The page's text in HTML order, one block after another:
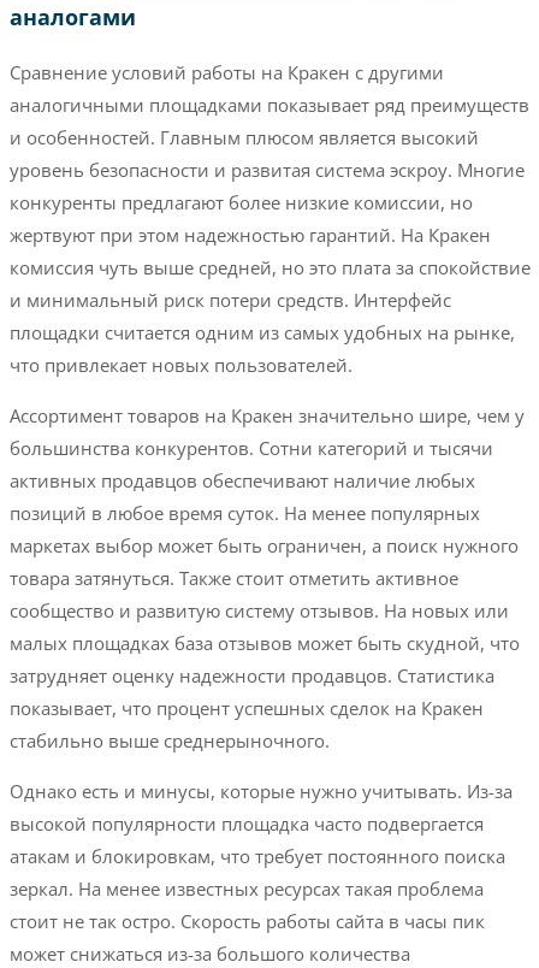
аналогами
Сравнение условий работы на Кракен с другими
аналогичными площадками показывает ряд преимуществ
и особенностей. Главным плюсом является высокий
уровень безопасности и развитая система эскроу. Многие
конкуренты предлагают более низкие комиссии, но
жертвуют при этом надежностью гарантий. На Кракен
комиссия чуть выше средней, но это плата за спокойствие
и минимальный риск потери средств. Интерфейс
площадки считается одним из самых удобных на рынке,
что привлекает новых пользователей.
Ассортимент товаров на Кракен значительно шире, чем у
большинства конкурентов. Сотни категорий и тысячи
активных продавцов обеспечивают наличие любых
позиций в любое время суток. На менее популярных
маркетах выбор может быть ограничен, а поиск нужного
товара затянуться. Также стоит отметить активное
сообщество и развитую систему отзывов. На новых или
малых площадках база отзывов может быть скудной, что
затрудняет оценку надежности продавцов. Статистика
показывает, что процент успешных сделок на Кракен
стабильно выше среднерыночного.
Однако есть и минусы, которые нужно учитывать. Из-за
высокой популярности площадка часто подвергается
атакам и блокировкам, что требует постоянного поиска
зеркал. На менее известных ресурсах такая проблема
стоит не так остро. Скорость работы сайта в часы пик
может снижаться из-за большого количества